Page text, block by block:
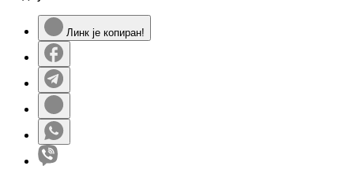
Линк је копиран!